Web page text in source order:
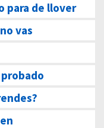
para de llover
vas